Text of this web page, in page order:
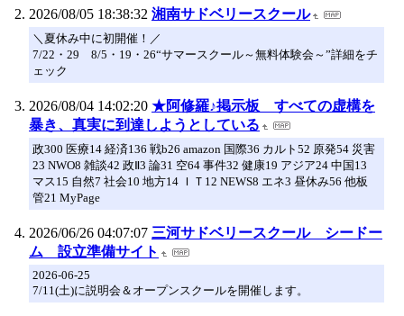
2026/08/05 18:38:32 湘南サドベリースクール
＼夏休み中に初開催！／
7/22・29 8/5・19・26“サマースクール～無料体験会～”詳細をチ
ェック
2026/08/04 14:02:20 ★阿修羅♪掲示板 すべての虚構を
暴き、真実に到達しようとしている
政300 医療14 経済136 戦b26 amazon 国際36 カルト52 原発54 災害
23 NWO8 雑談42 政Ⅱ3 論31 空64 事件32 健康19 アジア24 中国13
マス15 自然7 社会10 地方14 ＩＴ12 NEWS8 エネ3 昼休み56 他板
管21 MyPage
2026/06/26 04:07:07 三河サドベリースクール シードー
ム 設立準備サイト
2026-06-25
7/11(土)に説明会＆オープンスクールを開催します。